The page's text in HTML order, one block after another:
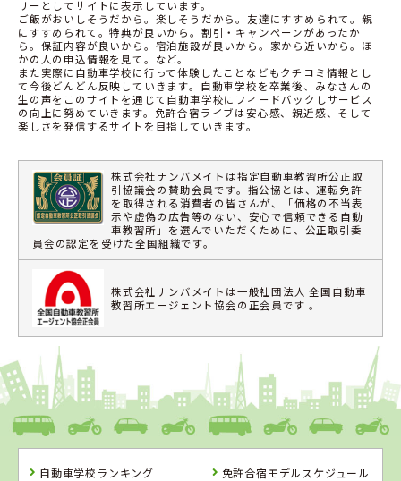
リーとしてサイトに表示しています。
ご飯がおいしそうだから。楽しそうだから。友達にすすめられて。親
にすすめられて。特典が良いから。割引・キャンペーンがあったか
ら。保証内容が良いから。宿泊施設が良いから。家から近いから。ほ
かの人の申込情報を見て。など。
また実際に自動車学校に行って体験したことなどもクチコミ情報とし
て今後どんどん反映していきます。自動車学校を卒業後、みなさんの
生の声をこのサイトを通じて自動車学校にフィードバックしサービス
の向上に努めていきます。免許合宿ライブは安心感、親近感、そして
楽しさを発信するサイトを目指していきます。
株式会社ナンバメイトは指定自動車教習所公正取
引協議会の賛助会員です。指公協とは、運転免許
を取得される消費者の皆さんが、「価格の不当表
示や虚偽の広告等のない、安心で信頼できる自動
車教習所」を選んでいただくために、公正取引委
員会の認定を受けた全国組織です。
株式会社ナンバメイトは一般社団法人 全国自動車
教習所エージェント協会の正会員です 。
自動車学校ランキング 免許合宿モデルスケジュール